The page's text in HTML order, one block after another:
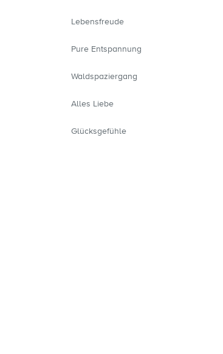
Lebensfreude
Pure Entspannung
Waldspaziergang
Alles Liebe
Glücksgefühle